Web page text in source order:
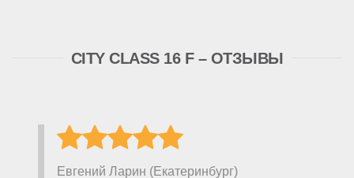
CITY CLASS 16 F – ОТЗЫВЫ
Евгений Ларин (Екатеринбург)